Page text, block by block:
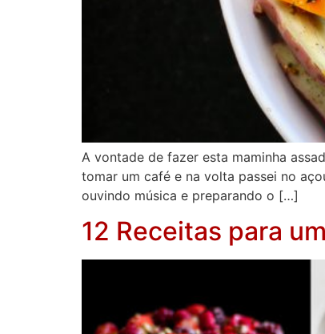
A vontade de fazer esta maminha
tomar um café e na volta passei no
ouvindo música e preparando o […]
12 Receitas para